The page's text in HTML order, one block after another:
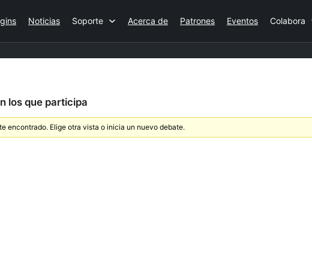
Noticias Soporte Acerca de Patrones Eventos Colabora
los que participa
encontrado. Elige otra vista o inicia un nuevo debate.